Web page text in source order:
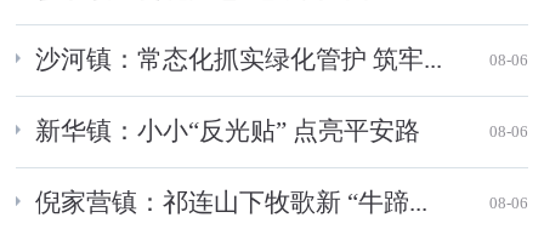
沙河镇：常态化抓实绿化管护 筑牢... 08-06
新华镇：小小“反光贴” 点亮平安路 08-06
倪家营镇：祁连山下牧歌新 “牛蹄... 08-06